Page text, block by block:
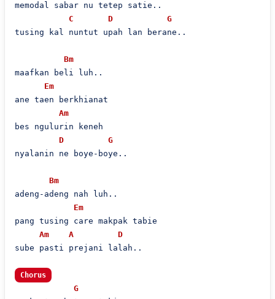
memodal sabar nu tetep satie..
C
D
G
tusing kal nuntut upah lan berane..
Bm
maafkan beli luh..
Em
ane taen berkhianat
Am
bes ngulurin keneh
D
G
nyalanin ne boye-boye..
Bm
adeng-adeng nah luh..
Em
pang tusing care makpak tabie
Am
A
D
sube pasti prejani lalah..
Chorus
G